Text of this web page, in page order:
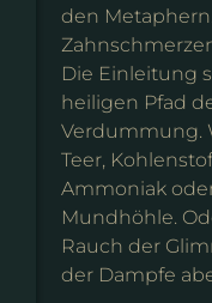
den
Die Einleitung
heiligen Pfad
Verdummung.
Teer,
Ammoniak
Mundhöhle.
Rauch der
der Dampfe